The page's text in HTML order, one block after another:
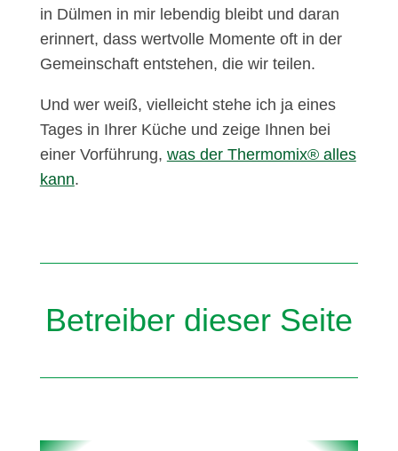
in Dülmen in mir lebendig bleibt und daran
erinnert, dass wertvolle Momente oft in der
Gemeinschaft entstehen, die wir teilen.
Und wer weiß, vielleicht stehe ich ja eines
Tages in Ihrer Küche und zeige Ihnen bei
einer Vorführung, was der Thermomix® alles
kann.
Betreiber dieser Seite